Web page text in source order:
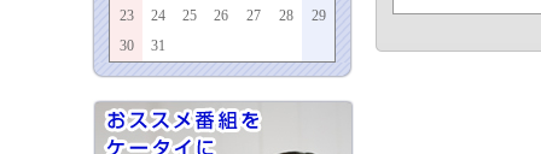
23
24 25 26 27 28
29
30
31